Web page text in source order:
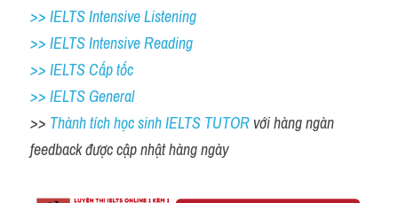
>> IELTS Intensive Listening
>> IELTS Intensive Reading
>> IELTS Cấp tốc
>> IELTS General
>> Thành tích học sinh IELTS TUTOR với hàng ngàn
feedback được cập nhật hàng ngày